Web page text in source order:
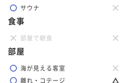
サウナ
食事
部屋で朝食
部屋
海が見える客室
離れ・コテージ